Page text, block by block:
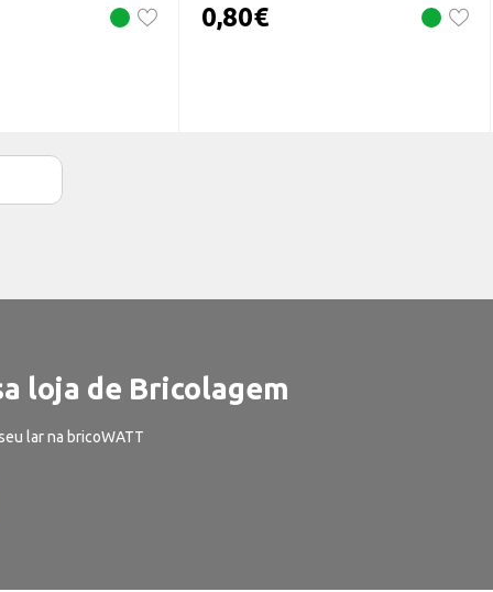
0,80€
loja de Bricolagem
lar na bricoWATT